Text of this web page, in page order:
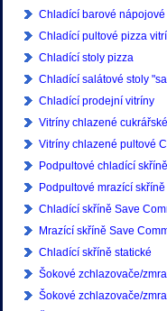
Chladící barové nápojové
Commercial
Chladící pultové pizza
Chladící stoly pizza
Chladící salátové stoly
Chladící prodejní vitríny
Vitríny chlazené cukrářské
Vitríny chlazené pultové
Podpultové chladící
Commercial
Podpultové mrazící skříně
Commercial
Chladící skříně Save
400/500/600 litrů
Mrazící skříně Save
400/500/600 litrů
Chladící skříně statické
Šokové zchlazovače/
Asber
Šokové zchlazovače/